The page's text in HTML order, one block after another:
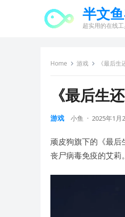
半文
超实用的在线
Home 游戏 《最后
《最后生
游戏 小鱼 · 2025年1月
顽皮狗旗下的《最后
丧尸病毒免疫的艾莉